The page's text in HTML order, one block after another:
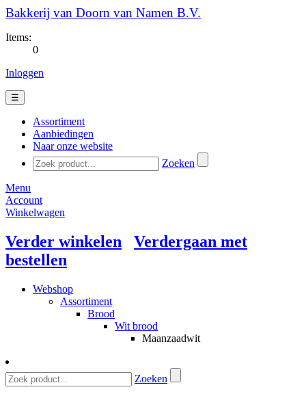
Bakkerij van Doorn van Namen B.V.
Items:
0
Inloggen
☰
Assortiment
Aanbiedingen
Naar onze website
Zoeken
Menu
Account
Winkelwagen
Verder winkelen
Verdergaan met
bestellen
Webshop
Assortiment
Brood
Wit brood
Maanzaadwit
Zoeken